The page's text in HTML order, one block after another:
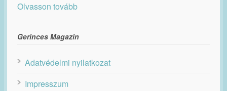
Olvasson tovább
Gerinces Magazin
Adatvédelmi nyilatkozat
Impresszum